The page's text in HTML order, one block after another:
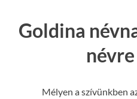
Goldina
Mélyen a szívünkben